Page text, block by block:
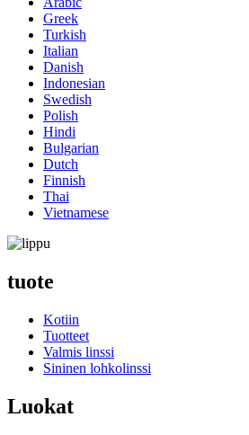
Greek
Turkish
Italian
Danish
Indonesian
Swedish
Polish
Hindi
Bulgarian
Dutch
Finnish
Thai
Vietnamese
tuote
Kotiin
Tuotteet
Valmis linssi
Sininen lohkolinssi
Luokat